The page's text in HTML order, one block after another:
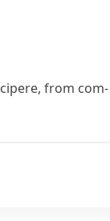
, from com-